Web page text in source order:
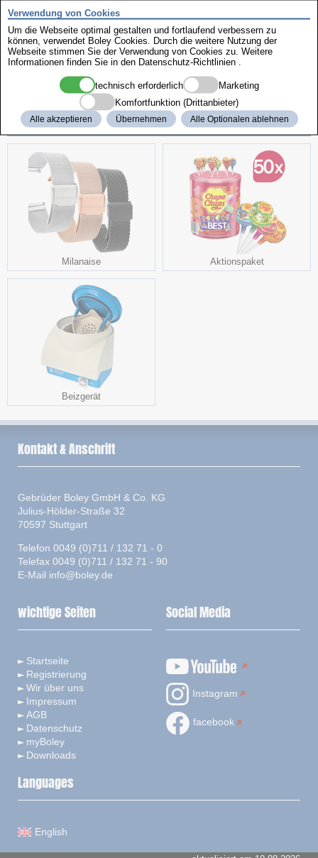
Name Ausführung Inhalt Art.-Nr.
Überschuhspender Profi 1 Stück
Überschuhe
für Schuhspender Profi 10x 110 Stück
weitere interessante Produkte
Milanaise Aktionspaket
Beizgerät
Verwendung von Cookies
Um die Webseite optimal gestalten und fortlaufend verbessern zu
können, verwendet Boley Cookies. Durch die weitere Nutzung der
Webseite stimmen Sie der Verwendung von Cookies zu. Weitere
Informationen finden Sie in den Datenschutz-Richtlinien
technisch erforderlich
Marketing
Komfortfunktion (Drittanbieter)
Alle akzeptieren Übernehmen Alle Optionalen ablehnen
Kontakt & Anschrift
Gebrüder Boley GmbH & Co. KG
Julius-Hölder-Straße 32
70597 Stuttgart
Telefon 0049 (0)711 / 132 71 - 0
Telefax 0049 (0)711 / 132 71 - 90
E-Mail info@boley.de
wichtige Seiten
Startseite
Registrierung
Wir über uns
Impressum
AGB
Datenschutz
myBoley
Downloads
Social Media
Instagram
facebook
Languages
English